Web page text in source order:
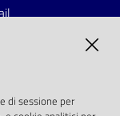
di sessione per